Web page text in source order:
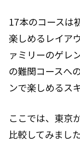
17本のコースは
楽しめるレイア
ァミリーのゲレ
の難関コースへ
ンで楽しめるス
ここでは、東京
比較してみまし